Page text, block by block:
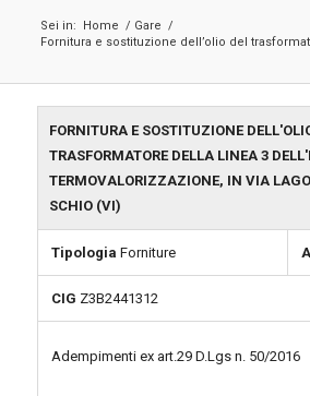
Sei in: Home / Gare /
Fornitura e sostituzione dell’olio del
FORNITURA E SOSTITUZIONE
TRASFORMATORE DELLA LINEA 3
TERMOVALORIZZAZIONE, IN VIA
SCHIO (VI)
Tipologia Forniture
CIG Z3B2441312
Adempimenti ex art.29 D.Lgs n. 50/2016